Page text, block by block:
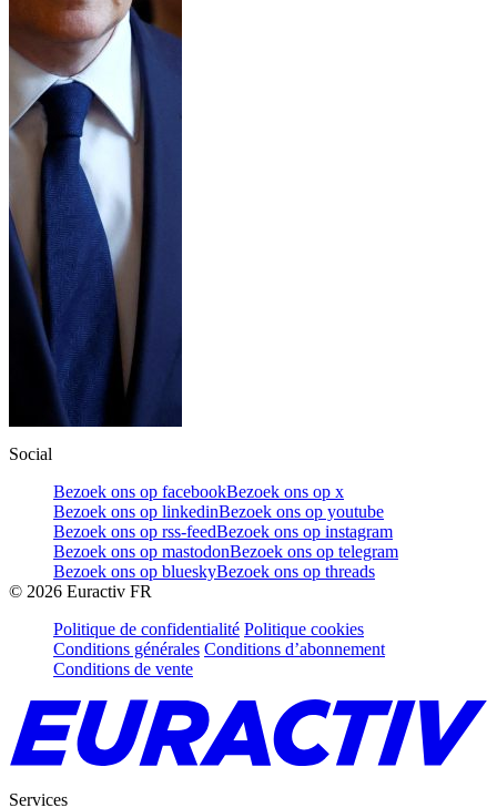
Social
Bezoek ons op facebookBezoek ons op x
Bezoek ons op linkedinBezoek ons op youtube
Bezoek ons op rss-feedBezoek ons op instagram
Bezoek ons op mastodonBezoek ons op telegram
Bezoek ons op blueskyBezoek ons op threads
© 2026 Euractiv FR
Politique de confidentialité Politique cookies
Conditions générales Conditions d’abonnement
Conditions de vente
Services